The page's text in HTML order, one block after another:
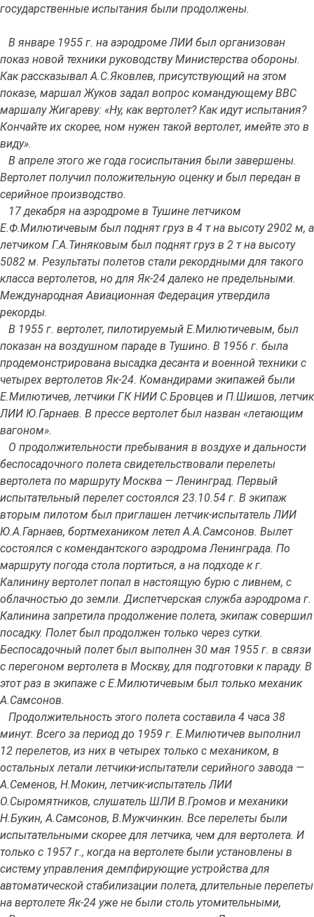
государственные испытания были продолжены.
В январе 1955 г. на аэродроме ЛИИ был организован
показ новой техники руководству Министерства обороны.
Как рассказывал А.С.Яковлев, присутствующий на этом
показе, маршал Жуков задал вопрос командующему ВВС
маршалу Жигареву: «Ну, как вертолет? Как идут испытания?
Кончайте их скорее, ном нужен такой вертолет, имейте это в
виду».
В апреле этого же года госиспытания были завершены.
Вертолет получил положительную оценку и был передан в
серийное производство.
17 декабря на аэродроме в Тушине летчиком
Е.Ф.Милютичевым был поднят груз в 4 т на высоту 2902 м, а
летчиком Г.А.Тиняковым был поднят груз в 2 т на высоту
5082 м. Результаты полетов стали рекордными для такого
класса вертолетов, но для Як-24 далеко не предельными.
Международная Авиационная Федерация утвердила
рекорды.
В 1955 г. вертолет, пилотируемый Е.Милютичевым, был
показан на воздушном параде в Тушино. В 1956 г. была
продемонстрирована высадка десанта и военной техники с
четырех вертолетов Як-24. Командирами экипажей были
Е.Милютичев, летчики ГК НИИ С.Бровцев и П.Шишов, летчик
ЛИИ Ю.Гарнаев. В прессе вертолет был назван «летающим
вагоном».
О продолжительности пребывания в воздухе и дальности
беспосадочного полета свидетельствовали перелеты
вертолета по маршруту Москва — Ленинград. Первый
испытательный перелет состоялся 23.10.54 г. В экипаж
вторым пилотом был приглашен летчик-испытатель ЛИИ
Ю.А.Гарнаев, бортмехаником летел А.А.Самсонов. Вылет
состоялся с комендантского аэродрома Ленинграда. По
маршруту погода стола портиться, а на подходе к г.
Калинину вертолет попал в настоящую бурю с ливнем, с
облачностью до земли. Диспетчерская служба аэродрома г.
Калинина запретила продолжение полета, экипаж совершил
посадку. Полет был продолжен только через сутки.
Беспосадочный полет был выполнен 30 мая 1955 г. в связи
с перегоном вертолета в Москву, для подготовки к параду. В
этот раз в экипаже с Е.Милютичевым был только механик
А.Самсонов.
Продолжительность этого полета составила 4 часа 38
минут. Всего за период до 1959 г. Е.Милютичев выполнил
12 перелетов, из них в четырех только с механиком, в
остальных летали летчики-испытатели серийного завода —
А.Семенов, Н.Мокин, летчик-испытатель ЛИИ
О.Сыромятников, слушатель ШЛИ В.Громов и механики
Н.Букин, А.Самсонов, В.Мужчинкин. Все перелеты были
испытательными скорее для летчика, чем для вертолета. И
только с 1957 г., когда на вертолете были установлены в
систему управления демпфирующие устройства для
автоматической стабилизации полета, длительные перепеты
на вертолете Як-24 уже не были столь утомительными,